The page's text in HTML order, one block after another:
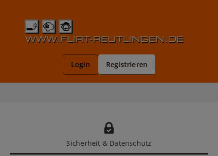
Login Registrieren
Sicherheit & Datenschutz